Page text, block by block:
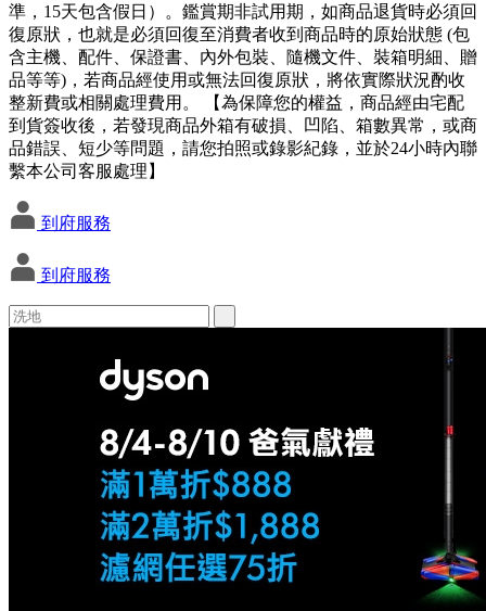
準，15天包含假日）。鑑賞期非試用期，如商品退貨時必須回
復原狀，也就是必須回復至消費者收到商品時的原始狀態 (包
含主機、配件、保證書、內外包裝、隨機文件、裝箱明細、贈
品等等)，若商品經使用或無法回復原狀，將依實際狀況酌收
整新費或相關處理費用。 【為保障您的權益，商品經由宅配
到貨簽收後，若發現商品外箱有破損、凹陷、箱數異常，或商
品錯誤、短少等問題，請您拍照或錄影紀錄，並於24小時內聯
繫本公司客服處理】
到府服務
到府服務